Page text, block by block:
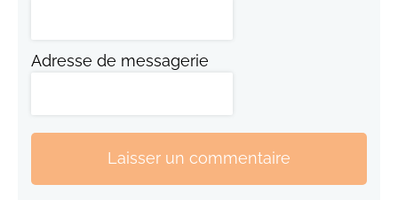
Adresse de messagerie
Laisser un commentaire